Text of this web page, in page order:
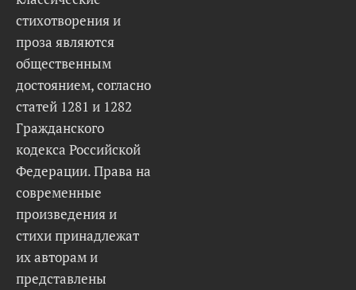
стихотворения и
проза являются
общественным
достоянием, согласно
статей 1281 и 1282
Гражданского
кодекса Российской
Федерации. Права на
современные
произведения и
стихи принадлежат
их авторам и
представлены